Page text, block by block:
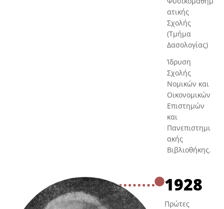
ατικής
Σχολής
(Τμήμα
Δασολογίας)
Ίδρυση
Σχολής
Νομικών και
Οικονομικών
Επιστημών
και
Πανεπιστημι
ακής
Βιβλιοθήκης.
1928
Πρώτες